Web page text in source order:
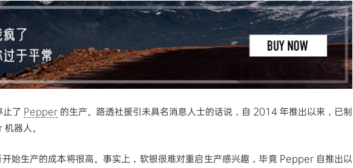
了 Pepper 的生产。路透社援引未具名消息人士的话说，自 2014 年推出以来，已制
器人。
始生产的成本将很高。事实上，软银很难对重启生产感兴趣，毕竟 Pepper 自推出以